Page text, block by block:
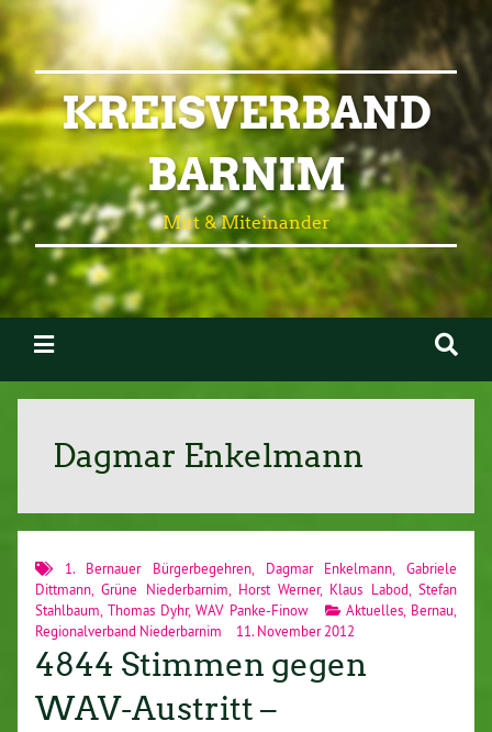
KREISVERBAND
BARNIM
Mut & Miteinander
Dagmar Enkelmann
1. Bernauer Bürgerbegehren, Dagmar Enkelmann,Gabriele
Dittmann,Grüne Niederbarnim, Horst Werner, Klaus Labod,Stefan
Stahlbaum,Thomas Dyhr,WAV Panke-Finow Aktuelles, Bernau,
Regionalverband Niederbarnim
11. November 2012
4844 Stimmen gegen
WAV-Austritt –